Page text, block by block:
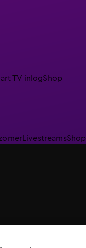
TV inlogShop
LivestreamsShop